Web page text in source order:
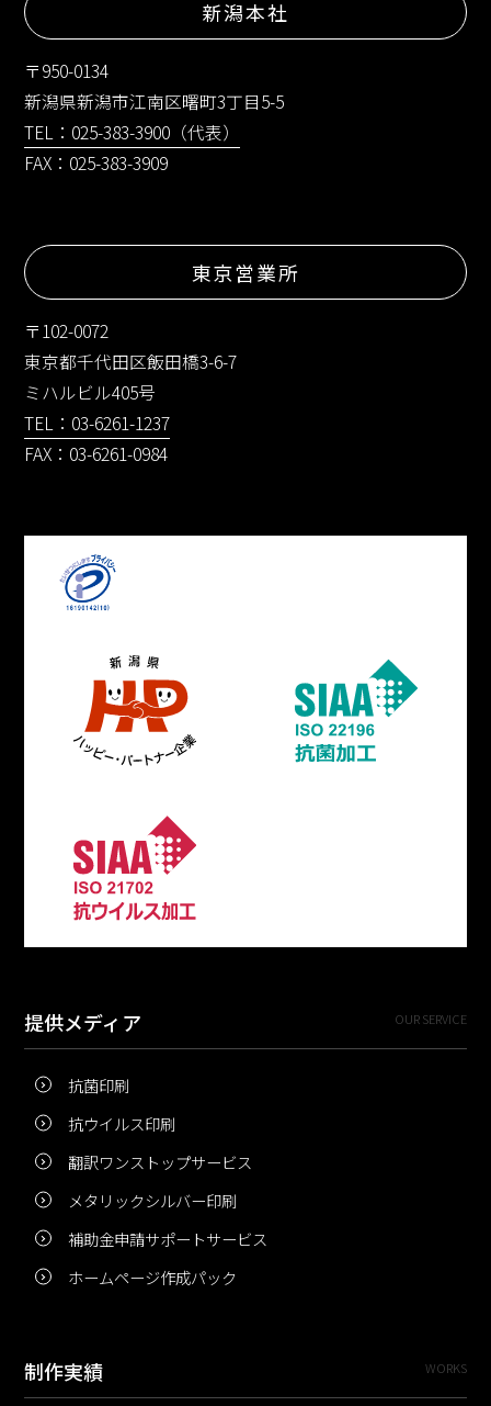
新潟本社
〒950-0134
新潟県新潟市江南区曙町3丁目5-5
TEL：025-383-3900（代表）
FAX：025-383-3909
東京営業所
〒102-0072
東京都千代田区飯田橋3-6-7
ミハルビル405号
TEL：03-6261-1237
FAX：03-6261-0984
提供メディア OUR SERVICE
抗菌印刷
抗ウイルス印刷
翻訳ワンストップサービス
メタリックシルバー印刷
補助金申請サポートサービス
ホームページ作成パック
制作実績 WORKS